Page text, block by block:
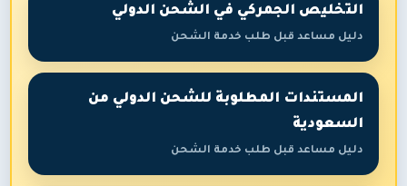
التخليص الجمركي في الشحن الدولي
دليل مساعد قبل طلب خدمة الشحن
المستندات المطلوبة للشحن الدولي من
السعودية
دليل مساعد قبل طلب خدمة الشحن